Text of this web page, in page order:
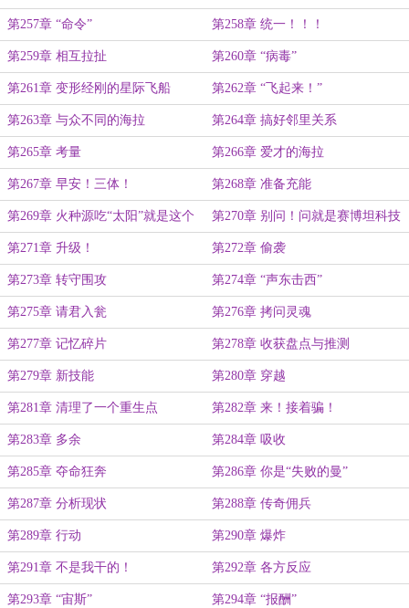
第257章 “命令” 第258章 统一！！！
第259章 相互拉扯 第260章 “病毒”
第261章 变形经刚的星际飞船 第262章 “飞起来！”
第263章 与众不同的海拉 第264章 搞好邻里关系
第265章 考量 第266章 爱才的海拉
第267章 早安！三体！ 第268章 准备充能
第269章 火种源吃“太阳”就是这个
样子滴！
第270章 别问！问就是赛博坦科技
第271章 升级！ 第272章 偷袭
第273章 转守围攻 第274章 “声东击西”
第275章 请君入瓮 第276章 拷问灵魂
第277章 记忆碎片 第278章 收获盘点与推测
第279章 新技能 第280章 穿越
第281章 清理了一个重生点 第282章 来！接着骗！
第283章 多余 第284章 吸收
第285章 夺命狂奔 第286章 你是“失败的曼”
第287章 分析现状 第288章 传奇佣兵
第289章 行动 第290章 爆炸
第291章 不是我干的！ 第292章 各方反应
第293章 “宙斯” 第294章 “报酬”